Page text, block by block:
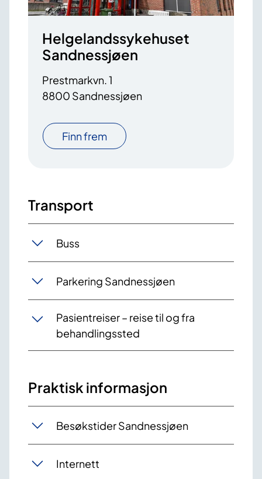
Helgelandssykehuset
Sandnessjøen
Prestmarkvn. 1
8800 Sandnessjøen
Finn frem
Transport
Buss
Parkering Sandnessjøen
​Pasientreiser – reise til og fra
behandlingssted
Praktisk informasjon
Besøkstider Sandnessjøen
Internett